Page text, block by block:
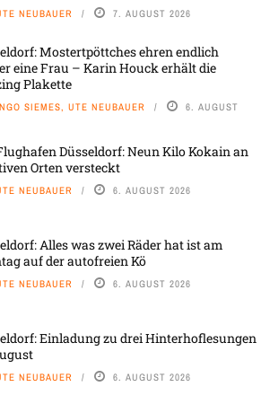
NEUBAUER 7. AUGUST 2026
Mostertpöttches ehren endlich
eine Frau – Karin Houck erhält die
Plakette
SIEMES, UTE NEUBAUER 6. AUGUST
Düsseldorf: Neun Kilo Kokain an
Orten versteckt
NEUBAUER 6. AUGUST 2026
Alles was zwei Räder hat ist am
auf der autofreien Kö
NEUBAUER 6. AUGUST 2026
Einladung zu drei Hinterhoflesungen
NEUBAUER 6. AUGUST 2026